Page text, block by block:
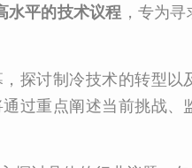
水平的技术议程，专为寻
探讨制冷技术的转型以
过重点阐述当前挑战、